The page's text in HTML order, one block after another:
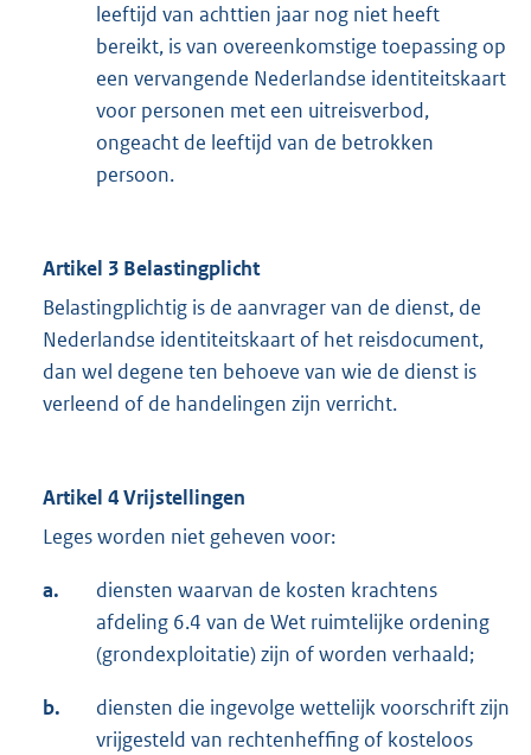
leeftijd van achttien jaar nog niet heeft
bereikt, is van overeenkomstige toepassing op
een vervangende Nederlandse identiteitskaart
voor personen met een uitreisverbod,
ongeacht de leeftijd van de betrokken
persoon.
Artikel 3 Belastingplicht
Belastingplichtig is de aanvrager van de dienst, de
Nederlandse identiteitskaart of het reisdocument,
dan wel degene ten behoeve van wie de dienst is
verleend of de handelingen zijn verricht.
Artikel 4 Vrijstellingen
Leges worden niet geheven voor:
a.
diensten waarvan de kosten krachtens
afdeling 6.4 van de Wet ruimtelijke ordening
(grondexploitatie) zijn of worden verhaald;
b.
diensten die ingevolge wettelijk voorschrift zijn
vrijgesteld van rechtenheffing of kosteloos